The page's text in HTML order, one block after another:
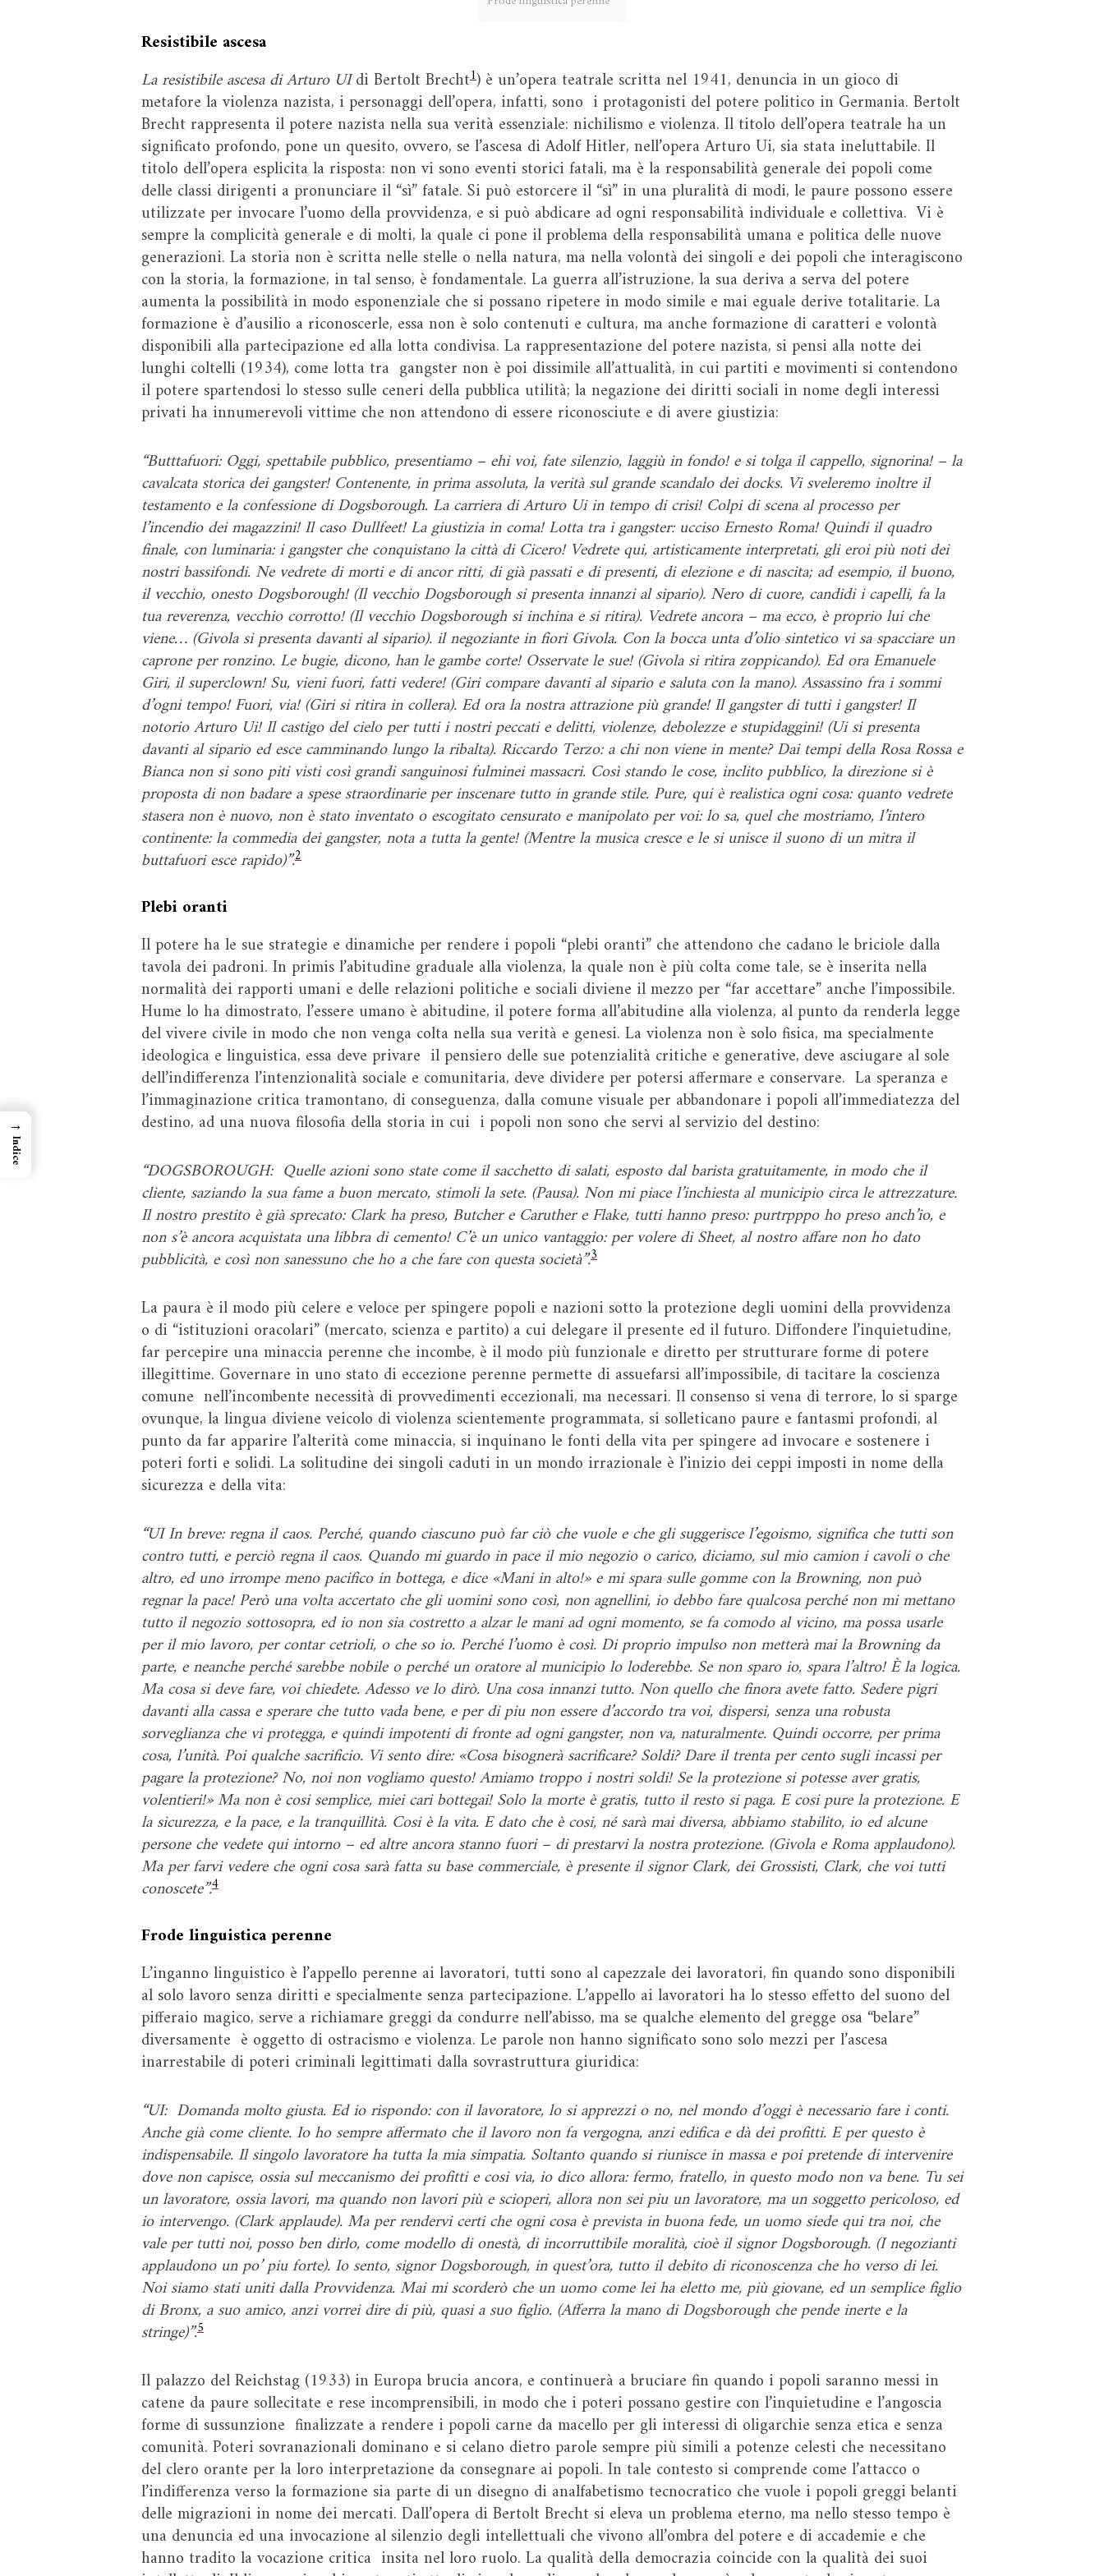
Resistibile ascesa
La resistibile ascesa di Arturo UIdi Bertolt Brecht1) è un’opera teatrale scritta nel 1941, denuncia in un gioco di
metafore la violenza nazista, i personaggi dell’opera, infatti, sono i protagonisti del potere politico in Germania. Bertolt
Brecht rappresenta il potere nazista nella sua verità essenziale: nichilismo e violenza. Il titolo dell’opera teatrale ha un
significato profondo, pone un quesito, ovvero, se l’ascesa di Adolf Hitler, nell’opera Arturo Ui, sia stata ineluttabile. Il
titolo dell’opera esplicita la risposta: non vi sono eventi storici fatali, ma è la responsabilità generale dei popoli come
delle classi dirigenti a pronunciare il “sì” fatale. Si può estorcere il “sì” in una pluralità di modi, le paure possono essere
utilizzate per invocare l’uomo della provvidenza, e si può abdicare ad ogni responsabilità individuale e collettiva. Vi è
sempre la complicità generale e di molti, la quale ci pone il problema della responsabilità umana e politica delle nuove
generazioni. La storia non è scritta nelle stelle o nella natura, ma nella volontà dei singoli e dei popoli che interagiscono
con la storia, la formazione, in tal senso, è fondamentale. La guerra all’istruzione, la sua deriva a serva del potere
aumenta la possibilità in modo esponenziale che si possano ripetere in modo simile e mai eguale derive totalitarie. La
formazione è d’ausilio a riconoscerle, essa non è solo contenuti e cultura, ma anche formazione di caratteri e volontà
disponibili alla partecipazione ed alla lotta condivisa. La rappresentazione del potere nazista, si pensi alla notte dei
lunghi coltelli (1934), come lotta tra gangster non è poi dissimile all’attualità, in cui partiti e movimenti si contendono
il potere spartendosi lo stesso sulle ceneri della pubblica utilità; la negazione dei diritti sociali in nome degli interessi
privati ha innumerevoli vittime che non attendono di essere riconosciute e di avere giustizia:
“Butttafuori: Oggi, spettabile pubblico, presentiamo – ehi voi, fate silenzio, laggiù in fondo! e si tolga il cappello, signorina! – la
cavalcata storica dei gangster! Contenente, in prima assoluta, la verità sul grande scandalo dei docks. Vi sveleremo inoltre il
testamento e la confessione di Dogsborough. La carriera di Arturo Ui in tempo di crisi! Colpi di scena al processo per
l’incendio dei magazzini! Il caso Dullfeet! La giustizia in coma! Lotta tra i gangster: ucciso Ernesto Roma! Quindi il quadro
finale, con luminaria: i gangster che conquistano la città di Cicero! Vedrete qui, artisticamente interpretati, gli eroi più noti dei
nostri bassifondi. Ne vedrete di morti e di ancor ritti, di già passati e di presenti, di elezione e di nascita; ad esempio, il buono,
il vecchio, onesto Dogsborough! (Il vecchio Dogsborough si presenta innanzi al sipario). Nero di cuore, candidi i capelli, fa la
tua reverenza, vecchio corrotto! (Il vecchio Dogsborough si inchina e si ritira). Vedrete ancora – ma ecco, è proprio lui che
viene… (Givola si presenta davanti al sipario). il negoziante in fiori Givola. Con la bocca unta d’olio sintetico vi sa spacciare un
caprone per ronzino. Le bugie, dicono, han le gambe corte! Osservate le sue! (Givola si ritira zoppicando). Ed ora Emanuele
Giri, il superclown! Su, vieni fuori, fatti vedere! (Giri compare davanti al sipario e saluta con la mano). Assassino fra i sommi
d’ogni tempo! Fuori, via! (Giri si ritira in collera). Ed ora la nostra attrazione più grande! Il gangster di tutti i gangster! Il
notorio Arturo Ui! Il castigo del cielo per tutti i nostri peccati e delitti, violenze, debolezze e stupidaggini! (Ui si presenta
davanti al sipario ed esce camminando lungo la ribalta). Riccardo Terzo: a chi non viene in mente? Dai tempi della Rosa Rossa e
Bianca non si sono piti visti così grandi sanguinosi fulminei massacri. Così stando le cose, inclito pubblico, la direzione si è
proposta di non badare a spese straordinarie per inscenare tutto in grande stile. Pure, qui è realistica ogni cosa: quanto vedrete
stasera non è nuovo, non è stato inventato o escogitato censurato e manipolato per voi: lo sa, quel che mostriamo, l’intero
continente: la commedia dei gangster, nota a tutta la gente! (Mentre la musica cresce e le si unisce il suono di un mitra il
buttafuori esce rapido)”.2
Plebi oranti
Il potere ha le sue strategie e dinamiche per rendere i popoli “plebi oranti” che attendono che cadano le briciole dalla
tavola dei padroni. In primis l’abitudine graduale alla violenza, la quale non è più colta come tale, se è inserita nella
normalità dei rapporti umani e delle relazioni politiche e sociali diviene il mezzo per “far accettare” anche l’impossibile.
Hume lo ha dimostrato, l’essere umano è abitudine, il potere forma all’abitudine alla violenza, al punto da renderla legge
del vivere civile in modo che non venga colta nella sua verità e genesi. La violenza non è solo fisica, ma specialmente
ideologica e linguistica, essa deve privare il pensiero delle sue potenzialità critiche e generative, deve asciugare al sole
dell’indifferenza l’intenzionalità sociale e comunitaria, deve dividere per potersi affermare e conservare. La speranza e
l’immaginazione critica tramontano, di conseguenza, dalla comune visuale per abbandonare i popoli all’immediatezza del
destino, ad una nuova filosofia della storia in cui i popoli non sono che servi al servizio del destino:
“DOGSBOROUGH: Quelle azioni sono state come il sacchetto di salati, esposto dal barista gratuitamente, in modo che il
cliente, saziando la sua fame a buon mercato, stimoli la sete. (Pausa). Non mi piace l’inchiesta al municipio circa le attrezzature.
Il nostro prestito è già sprecato: Clark ha preso, Butcher e Caruther e Flake, tutti hanno preso: purtrpppo ho preso anch’io, e
non s’è ancora acquistata una libbra di cemento! C’è un unico vantaggio: per volere di Sheet, al nostro affare non ho dato
pubblicità, e così non sanessuno che ho a che fare con questa società”.3
La paura è il modo più celere e veloce per spingere popoli e nazioni sotto la protezione degli uomini della provvidenza
o di “istituzioni oracolari” (mercato, scienza e partito) a cui delegare il presente ed il futuro. Diffondere l’inquietudine,
far percepire una minaccia perenne che incombe, è il modo più funzionale e diretto per strutturare forme di potere
illegittime. Governare in uno stato di eccezione perenne permette di assuefarsi all’impossibile, di tacitare la coscienza
comune nell’incombente necessità di provvedimenti eccezionali, ma necessari. Il consenso si vena di terrore, lo si sparge
ovunque, la lingua diviene veicolo di violenza scientemente programmata, si solleticano paure e fantasmi profondi, al
punto da far apparire l’alterità come minaccia, si inquinano le fonti della vita per spingere ad invocare e sostenere i
poteri forti e solidi. La solitudine dei singoli caduti in un mondo irrazionale è l’inizio dei ceppi imposti in nome della
sicurezza e della vita:
“UI In breve: regna il caos. Perché, quando ciascuno può far ciò che vuole e che gli suggerisce l’egoismo, significa che tutti son
contro tutti, e perciò regna il caos. Quando mi guardo in pace il mio negozio o carico, diciamo, sul mio camion i cavoli o che
altro, ed uno irrompe meno pacifico in bottega, e dice «Mani in alto!» e mi spara sulle gomme con la Browning, non può
regnar la pace! Però una volta accertato che gli uomini sono così, non agnellini, io debbo fare qualcosa perché non mi mettano
tutto il negozio sottosopra, ed io non sia costretto a alzar le mani ad ogni momento, se fa comodo al vicino, ma possa usarle
per il mio lavoro, per contar cetrioli, o che so io. Perché l’uomo è così. Di proprio impulso non metterà mai la Browning da
parte, e neanche perché sarebbe nobile o perché un oratore al municipio lo loderebbe. Se non sparo io, spara l’altro! È la logica.
Ma cosa si deve fare, voi chiedete. Adesso ve lo dirò. Una cosa innanzi tutto. Non quello che finora avete fatto. Sedere pigri
davanti alla cassa e sperare che tutto vada bene, e per di piu non essere d’accordo tra voi, dispersi, senza una robusta
sorveglianza che vi protegga, e quindi impotenti di fronte ad ogni gangster, non va, naturalmente. Quindi occorre, per prima
cosa, l’unità. Poi qualche sacrificio. Vi sento dire: «Cosa bisognerà sacrificare? Soldi? Dare il trenta per cento sugli incassi per
pagare la protezione? No, noi non vogliamo questo! Amiamo troppo i nostri soldi! Se la protezione si potesse aver gratis,
volentieri!» Ma non è cosi semplice, miei cari bottegai! Solo la morte è gratis, tutto il resto si paga. E cosi pure la protezione. E
la sicurezza, e la pace, e la tranquillità. Cosi è la vita. E dato che è cosi, né sarà mai diversa, abbiamo stabilito, io ed alcune
persone che vedete qui intorno – ed altre ancora stanno fuori – di prestarvi la nostra protezione. (Givola e Roma applaudono).
Ma per farvi vedere che ogni cosa sarà fatta su base commerciale, è presente il signor Clark, dei Grossisti, Clark, che voi tutti
conoscete”.4
Frode linguistica perenne
L’inganno linguistico è l’appello perenne ai lavoratori, tutti sono al capezzale dei lavoratori, fin quando sono disponibili
al solo lavoro senza diritti e specialmente senza partecipazione. L’appello ai lavoratori ha lo stesso effetto del suono del
pifferaio magico, serve a richiamare greggi da condurre nell’abisso, ma se qualche elemento del gregge osa “belare”
diversamente è oggetto di ostracismo e violenza. Le parole non hanno significato sono solo mezzi per l’ascesa
inarrestabile di poteri criminali legittimati dalla sovrastruttura giuridica:
“UI: Domanda molto giusta. Ed io rispondo: con il lavoratore, lo si apprezzi o no, nel mondo d’oggi è necessario fare i conti.
Anche già come cliente. Io ho sempre affermato che il lavoro non fa vergogna, anzi edifica e dà dei profitti. E per questo è
indispensabile. Il singolo lavoratore ha tutta la mia simpatia. Soltanto quando si riunisce in massa e poi pretende di intervenire
dove non capisce, ossia sul meccanismo dei profitti e cosi via, io dico allora: fermo, fratello, in questo modo non va bene. Tu sei
un lavoratore, ossia lavori, ma quando non lavori più e scioperi, allora non sei piu un lavoratore, ma un soggetto pericoloso, ed
io intervengo. (Clark applaude). Ma per rendervi certi che ogni cosa è prevista in buona fede, un uomo siede qui tra noi, che
vale per tutti noi, posso ben dirlo, come modello di onestà, di incorruttibile moralità, cioè il signor Dogsborough. (I negozianti
applaudono un po’ piu forte). Io sento, signor Dogsborough, in quest’ora, tutto il debito di riconoscenza che ho verso di lei.
Noi siamo stati uniti dalla Provvidenza. Mai mi scorderò che un uomo come lei ha eletto me, più giovane, ed un semplice figlio
di Bronx, a suo amico, anzi vorrei dire di più, quasi a suo figlio. (Afferra la mano di Dogsborough che pende inerte e la
stringe)”.5
Il palazzo del Reichstag (1933) in Europa brucia ancora, e continuerà a bruciare fin quando i popoli saranno messi in
catene da paure sollecitate e rese incomprensibili, in modo che i poteri possano gestire con l’inquietudine e l’angoscia
forme di sussunzione finalizzate a rendere i popoli carne da macello per gli interessi di oligarchie senza etica e senza
comunità. Poteri sovranazionali dominano e si celano dietro parole sempre più simili a potenze celesti che necessitano
del clero orante per la loro interpretazione da consegnare ai popoli. In tale contesto si comprende come l’attacco o
l’indifferenza verso la formazione sia parte di un disegno di analfabetismo tecnocratico che vuole i popoli greggi belanti
delle migrazioni in nome dei mercati. Dall’opera di Bertolt Brecht si eleva un problema eterno, ma nello stesso tempo è
una denuncia ed una invocazione al silenzio degli intellettuali che vivono all’ombra del potere e di accademie e che
hanno tradito la vocazione critica insita nel loro ruolo. La qualità della democrazia coincide con la qualità dei suoi
→
Indice